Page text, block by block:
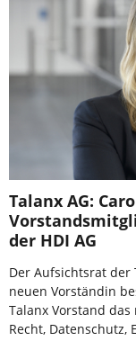
Talanx AG:
der HDI AG
Der Aufsichtsrat der
neuen Vorständin
Talanx Vorstand
Recht, Datenschutz,